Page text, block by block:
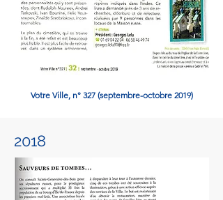
Votre Ville, n° 327 (septembre-octobre2019)
2018